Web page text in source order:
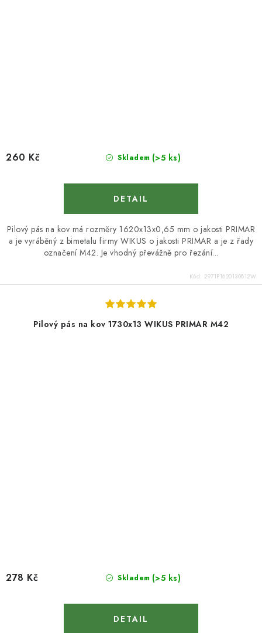
Skladem (>5 ks)
260 Kč
Pilový pás na kov má rozměry 1620x13x0,65 mm o jakosti PRIMAR
a je vyráběný z bimetalu firmy WIKUS o jakosti PRIMAR a je z řady
označení M42. Je vhodný převážně pro řezání...
Kód: 2971P1620130812W
Pilový pás na kov 1730x13 WIKUS PRIMAR M42
Skladem (>5 ks)
278 Kč